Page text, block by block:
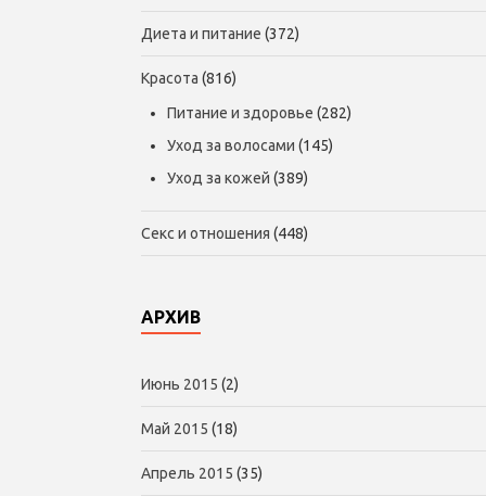
Диета и питание (372)
Красота (816)
Питание и здоровье (282)
Уход за волосами (145)
Уход за кожей (389)
Секс и отношения (448)
АРХИВ
Июнь 2015 (2)
Май 2015 (18)
Апрель 2015 (35)